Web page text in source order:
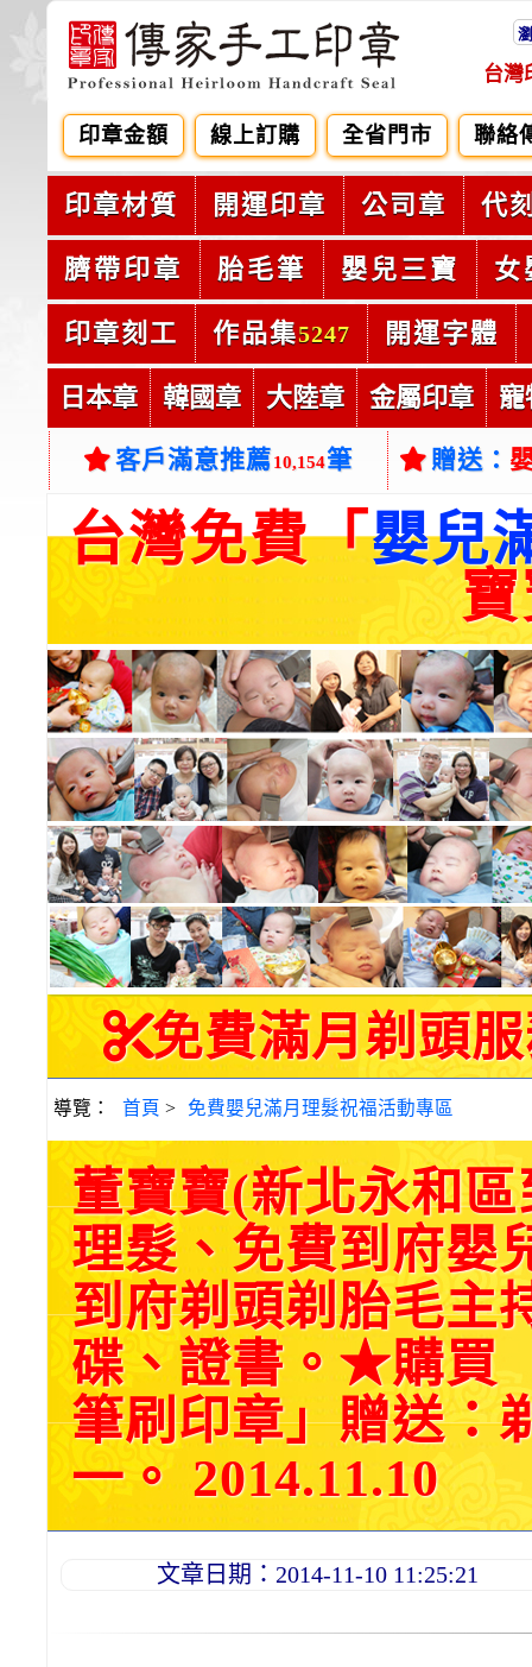
台灣
印章金額 線上訂購 全省門市 聯絡
印章材質 開運印章 公司章 代
臍帶印章 胎毛筆 嬰兒三寶 女
印章刻工 作品集5247 開運字體
日本章 韓國章 大陸章 金屬印章 寵
客戶滿意推薦10,154筆 贈送：
台灣免費「嬰兒
免費滿月剃頭服
導覽： 首頁 > 免費嬰兒滿月理髮祝福活動專區
董寶寶(新北永和
理髮、免費到府嬰
到府剃頭剃胎毛主
碟、證書。★購買
筆刷印章」贈送：
一。 2014.11.10
文章日期：2014-11-10 11:25:21